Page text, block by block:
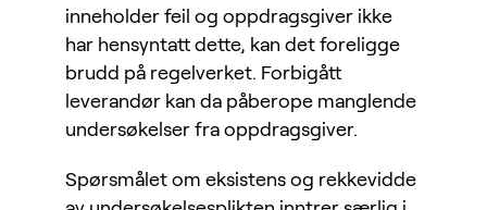
inneholder feil og oppdragsgiver ikke
har hensyntatt dette, kan det foreligge
brudd på regelverket. Forbigått
leverandør kan da påberope manglende
undersøkelser fra oppdragsgiver.
Spørsmålet om eksistens og rekkevidde